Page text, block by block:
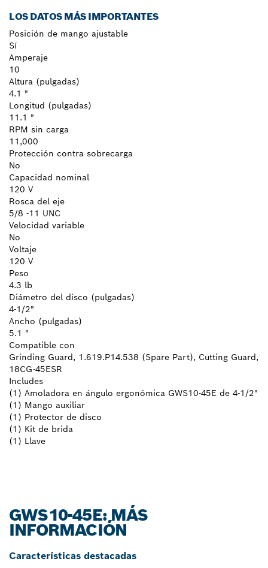
LOS DATOS MÁS IMPORTANTES
Posición de mango ajustable
Sí
Amperaje
10
Altura (pulgadas)
4.1 "
Longitud (pulgadas)
11.1 "
RPM sin carga
11,000
Protección contra sobrecarga
No
Capacidad nominal
120 V
Rosca del eje
5/8 -11 UNC
Velocidad variable
No
Voltaje
120 V
Peso
4.3 lb
Diámetro del disco (pulgadas)
4-1/2"
Ancho (pulgadas)
5.1 "
Compatible con
Grinding Guard, 1.619.P14.538 (Spare Part), Cutting Guard,
18CG-45ESR
Includes
(1) Amoladora en ángulo ergonómica GWS10-45E de 4-1/2"
(1) Mango auxiliar
(1) Protector de disco
(1) Kit de brida
(1) Llave
GWS10-45E: MÁS
INFORMACIÓN
Características destacadas